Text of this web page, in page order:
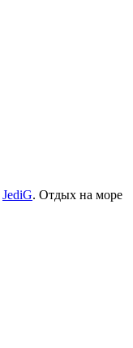
JediG. Отдых на море